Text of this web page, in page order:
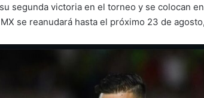
segunda victoria en el torneo y se colocan
se reanudará hasta el próximo 23 de